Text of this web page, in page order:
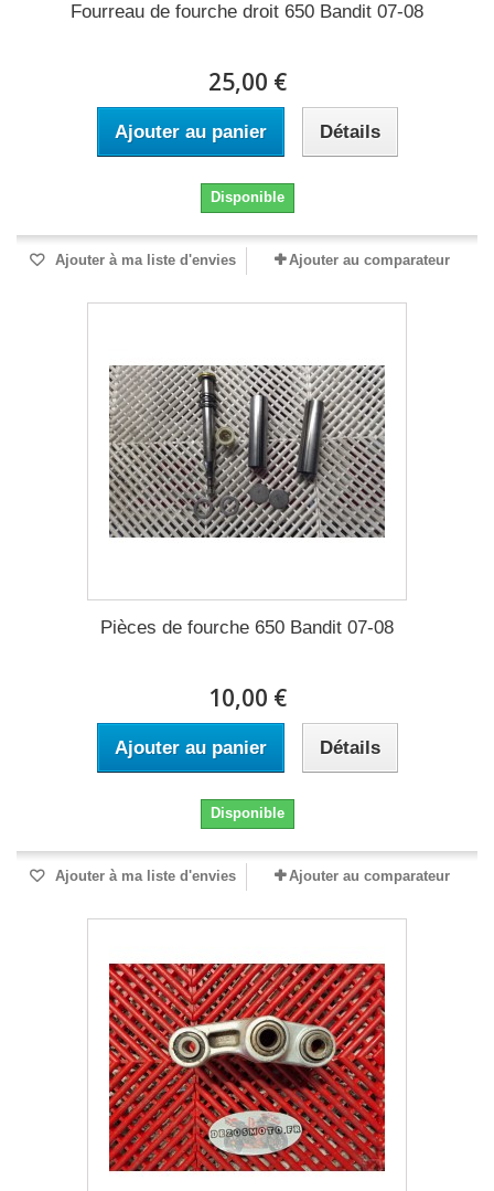
Fourreau de fourche droit 650 Bandit 07-08
25,00 €
Ajouter au panier Détails
Disponible
Ajouter à ma liste d'envies Ajouter au comparateur
Pièces de fourche 650 Bandit 07-08
10,00 €
Ajouter au panier Détails
Disponible
Ajouter à ma liste d'envies Ajouter au comparateur